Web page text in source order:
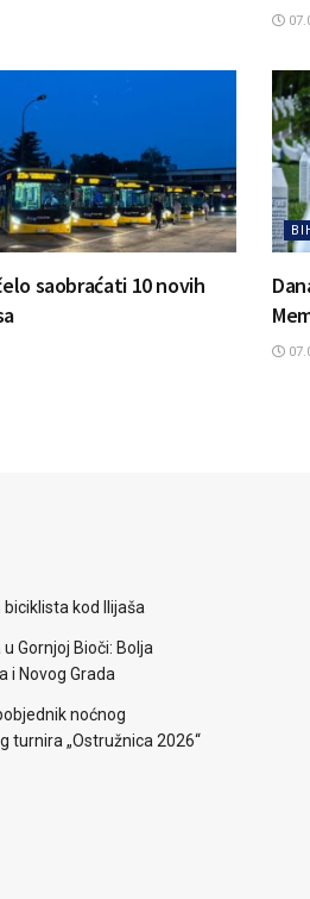
saobraćati 10 novih
kod Ilijaša
Gornjoj Bioči: Bolja
i Novog Grada
noćnog
turnira „Ostružnica 2026“